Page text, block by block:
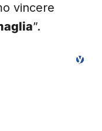
vincere
”.